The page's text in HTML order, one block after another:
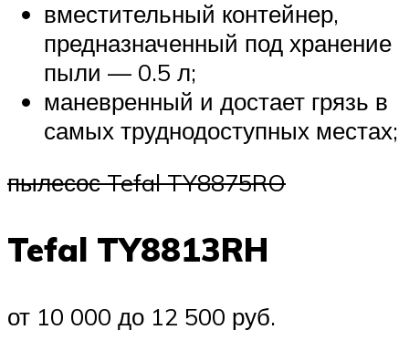
вместительный контейнер,
предназначенный под хранение
пыли — 0.5 л;
маневренный и достает грязь в
самых труднодоступных местах;
пылесос Tefal TY8875RO
Tefal TY8813RH
от 10 000 до 12 500 руб.